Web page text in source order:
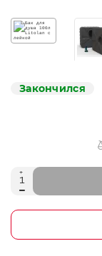
Закончился